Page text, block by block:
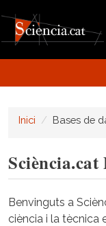
Inici Bases de
Sciència.cat
Benvinguts a
ciència i la tècnica